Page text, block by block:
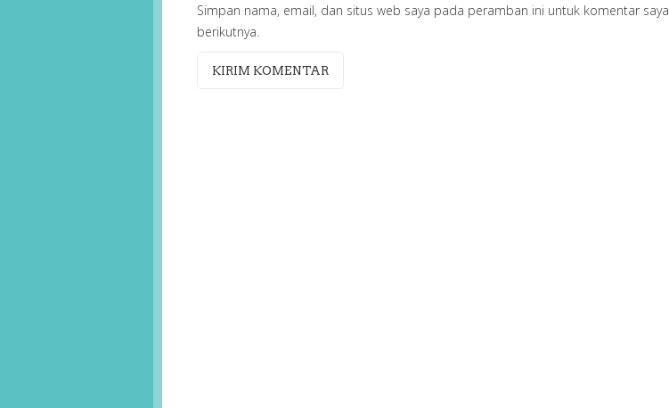
Simpan nama, email, dan situs web saya pada peramban ini untuk komentar saya
berikutnya.